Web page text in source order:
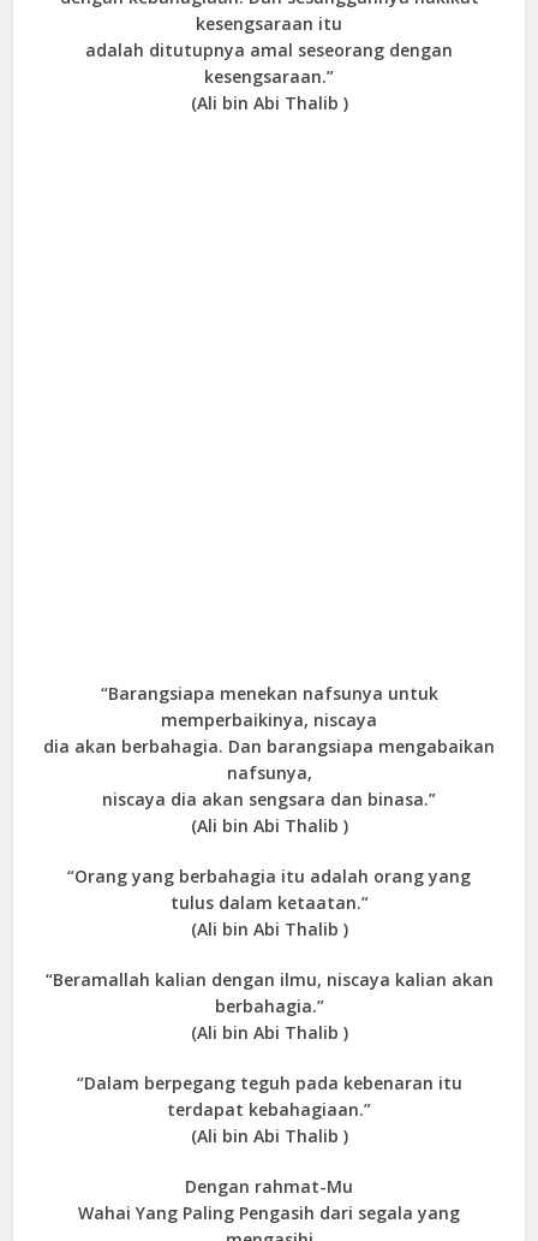
kesengsaraan itu
adalah ditutupnya amal seseorang dengan
kesengsaraan.”
(Ali bin Abi Thalib )
“Barangsiapa menekan nafsunya untuk
memperbaikinya, niscaya
dia akan berbahagia. Dan barangsiapa mengabaikan
nafsunya,
niscaya dia akan sengsara dan binasa.”
(Ali bin Abi Thalib )
“Orang yang berbahagia itu adalah orang yang
tulus dalam ketaatan.”
(Ali bin Abi Thalib )
“Beramallah kalian dengan ilmu, niscaya kalian akan
berbahagia.”
(Ali bin Abi Thalib )
“Dalam berpegang teguh pada kebenaran itu
terdapat kebahagiaan.”
(Ali bin Abi Thalib )
Dengan rahmat-Mu
Wahai Yang Paling Pengasih dari segala yang